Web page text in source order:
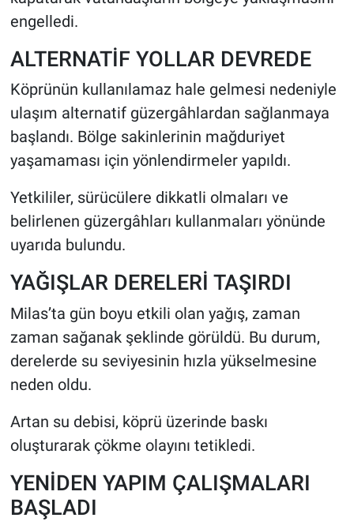
engelledi.
ALTERNATİF YOLLAR DEVREDE
Köprünün kullanılamaz hale gelmesi nedeniyle
ulaşım alternatif güzergâhlardan sağlanmaya
başlandı. Bölge sakinlerinin mağduriyet
yaşamaması için yönlendirmeler yapıldı.
Yetkililer, sürücülere dikkatli olmaları ve
belirlenen güzergâhları kullanmaları yönünde
uyarıda bulundu.
YAĞIŞLAR DERELERİ TAŞIRDI
Milas’ta gün boyu etkili olan yağış, zaman
zaman sağanak şeklinde görüldü. Bu durum,
derelerde su seviyesinin hızla yükselmesine
neden oldu.
Artan su debisi, köprü üzerinde baskı
oluşturarak çökme olayını tetikledi.
YENİDEN YAPIM ÇALIŞMALARI
BAŞLADI